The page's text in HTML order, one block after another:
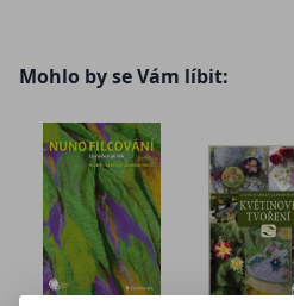
profesionálně věnuje výtvarné
Na www.vytvarnetechniky.cz
Spolupracuje s mnoha
pracím.
Mohlo by se Vám líbit: